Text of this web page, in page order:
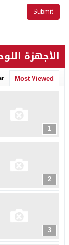
الأجهزة
Most Viewed
1
2
3